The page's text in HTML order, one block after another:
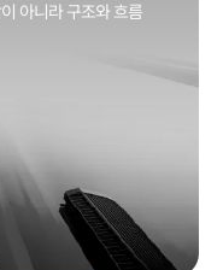
아니라 구조와 흐름